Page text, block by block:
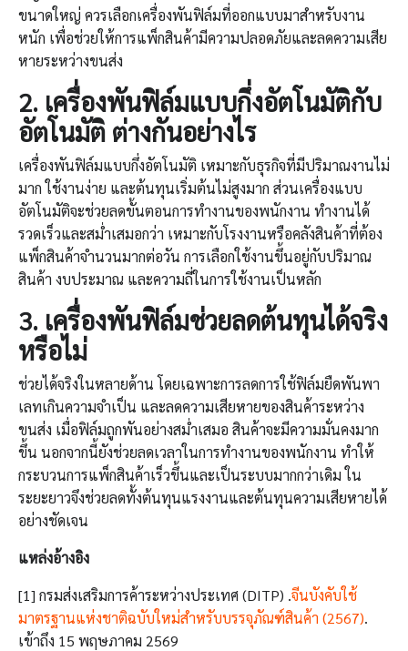
ขนาดใหญ่ ควรเลือกเครื่องพันฟิล์มที่ออกแบบมาสำหรับงาน
หนัก เพื่อช่วยให้การแพ็กสินค้ามีความปลอดภัยและลดความเสีย
หายระหว่างขนส่ง
2. เครื่องพันฟิล์มแบบกึ่งอัตโนมัติกับ
อัตโนมัติ ต่างกันอย่างไร
เครื่องพันฟิล์มแบบกึ่งอัตโนมัติ เหมาะกับธุรกิจที่มีปริมาณงานไม่
มาก ใช้งานง่าย และต้นทุนเริ่มต้นไม่สูงมาก ส่วนเครื่องแบบ
อัตโนมัติจะช่วยลดขั้นตอนการทำงานของพนักงาน ทำงานได้
รวดเร็วและสม่ำเสมอกว่า เหมาะกับโรงงานหรือคลังสินค้าที่ต้อง
แพ็กสินค้าจำนวนมากต่อวัน การเลือกใช้งานขึ้นอยู่กับปริมาณ
สินค้า งบประมาณ และความถี่ในการใช้งานเป็นหลัก
3. เครื่องพันฟิล์มช่วยลดต้นทุนได้จริง
หรือไม่
ช่วยได้จริงในหลายด้าน โดยเฉพาะการลดการใช้ฟิล์มยืดพันพา
เลทเกินความจำเป็น และลดความเสียหายของสินค้าระหว่าง
ขนส่ง เมื่อฟิล์มถูกพันอย่างสม่ำเสมอ สินค้าจะมีความมั่นคงมาก
ขึ้น นอกจากนี้ยังช่วยลดเวลาในการทำงานของพนักงาน ทำให้
กระบวนการแพ็กสินค้าเร็วขึ้นและเป็นระบบมากกว่าเดิม ใน
ระยะยาวจึงช่วยลดทั้งต้นทุนแรงงานและต้นทุนความเสียหายได้
อย่างชัดเจน
แหล่งอ้างอิง
[1] กรมส่งเสริมการค้าระหว่างประเทศ (DITP) .จีนบังคับใช้
มาตรฐานแห่งชาติฉบับใหม่สำหรับบรรจุภัณฑ์สินค้า (2567).
เข้าถึง 15 พฤษภาคม 2569